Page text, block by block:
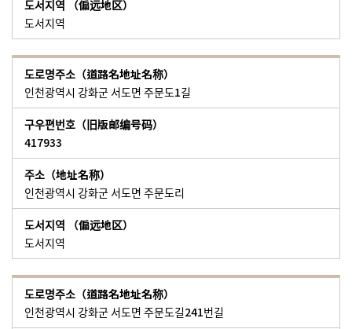
도서지역
인천광역시 강화군 서도면 주문도1길
417933
인천광역시 강화군 서도면 주문도리
도서지역
인천광역시 강화군 서도면 주문도길241번길